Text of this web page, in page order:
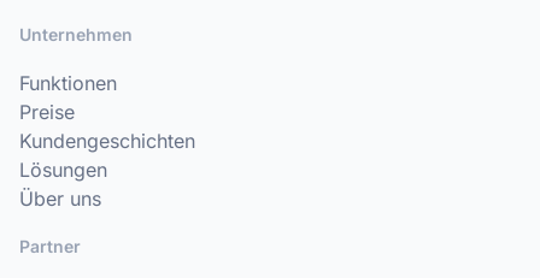
Unternehmen
Funktionen
Preise
Kundengeschichten
Lösungen
Über uns
Partner